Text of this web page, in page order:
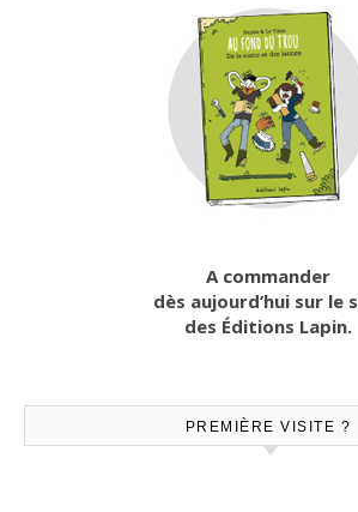
A commander
dès aujourd’hui sur le
des Éditions Lapin.
PREMIÈRE VISITE ?